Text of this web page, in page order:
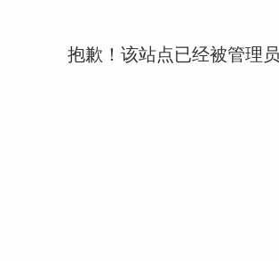
抱歉！该站点已经被管理